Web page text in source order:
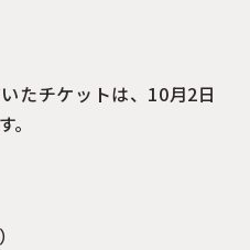
たチケットは、10月2日